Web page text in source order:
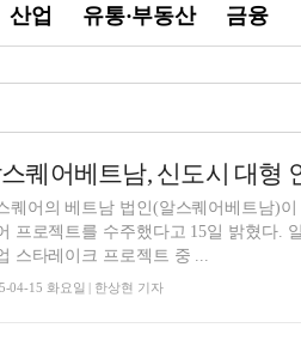
산업 유통·부동산 금융
퀘어베트남, 신도시 대형
퀘어의 베트남 법인(알스퀘어베트남)
프로젝트를 수주했다고 15일 밝혔다.
스타레이크 프로젝트 중 ...
04-15 화요일 | 한상현 기자